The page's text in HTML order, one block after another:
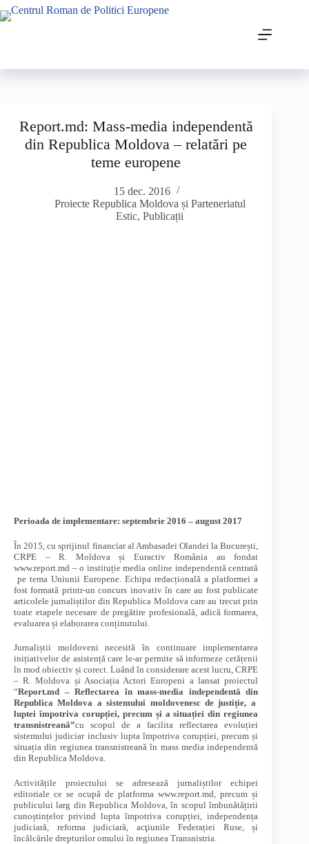
Report.md: Mass-media independentă
din Republica Moldova – relatări pe
teme europene
15 dec. 2016
Proiecte Republica Moldova și Parteneriatul
Estic,Publicații
Perioada de implementare: septembrie 2016 – august 2017
În 2015, cu sprijinul financiar al Ambasadei Olandei la București,
CRPE – R. Moldova și Euractiv România au fondat
www.report.md – o instituție media online independentă centrată
pe tema Uniunii Europene. Echipa redacțională a platformei a
fost formată printr-un concurs inovativ în care au fost publicate
articolele jurnaliștilor din Republica Moldova care au trecut prin
toate etapele necesare de pregătire profesională, adică formarea,
evaluarea și elaborarea conținutului.
Jurnaliștii moldoveni necesită în continuare implementarea
inițiativelor de asistență care le-ar permite să informeze cetățenii
în mod obiectiv și corect. Luând în considerare acest lucru, CRPE
– R. Moldova și Asociația Actori Europeni a lansat proiectul
“Report.md –Reflectarea în mass-media independentă din
Republica Moldova a sistemului moldovenesc de justiție, a
luptei împotrivacorupției, precumșia situației din regiunea
transnistreană”cu scopul de a facilita reflectarea evoluției
sistemului judiciar inclusiv lupta împotriva corupției, precum și
situația din regiunea transnistreană în mass media independentă
din Republica Moldova.
Activitățile proiectului se adresează jurnaliștilor echipei
editoriale ce se ocupă de platforma www.report.md, precum și
publicului larg din Republica Moldova, în scopul îmbunătățirii
cunoștințelor privind lupta împotriva corupției, independența
judiciară, reforma judiciară, acţiunile Federației Ruse, și
încălcările drepturilor omului în regiunea Transnistria.